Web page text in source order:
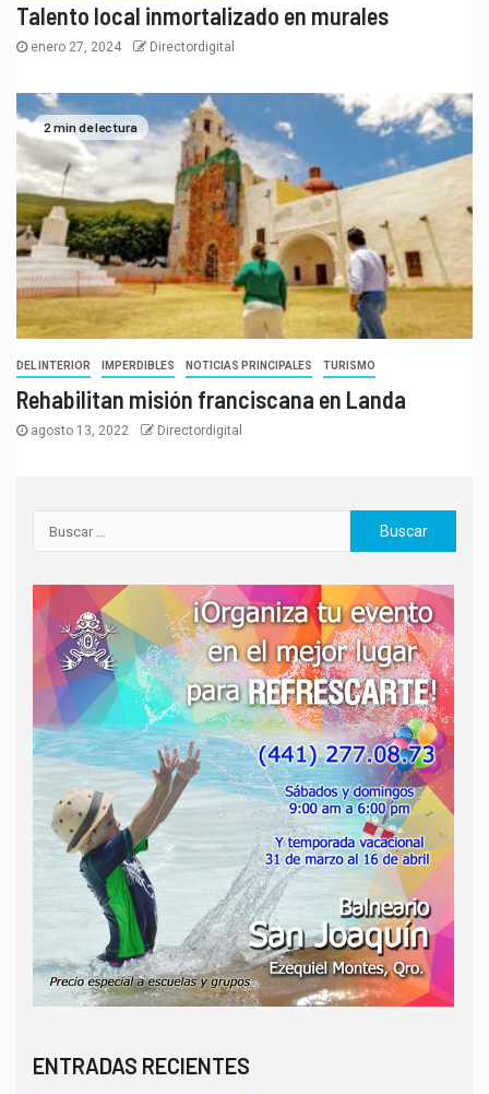
Talento local inmortalizado en murales
enero 27, 2024 Directordigital
2 min de lectura
DEL INTERIOR IMPERDIBLES NOTICIAS PRINCIPALES TURISMO
Rehabilitan misión franciscana en Landa
agosto 13, 2022 Directordigital
ENTRADAS RECIENTES